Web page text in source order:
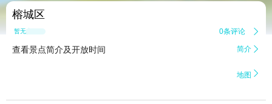
榕城区
暂无点评 0条评论 
查看景点简介及开放时间 简介 
地图 